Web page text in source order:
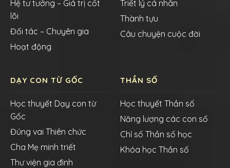
Hệ tư tưởng – Giá trị cốt
lõi
Đối tác – Chuyên gia
Hoạt động
Triết lý cá nhân
Thành tựu
Câu chuyện cuộc đời
DẠY CON TỪ GỐC
Học thuyết Dạy con từ
Gốc
Đúng vai Thiên chức
Cha Mẹ minh triết
Thư viện gia đình
THẦN SỐ
Học thuyết Thần số
Năng lượng các con số
Chỉ số Thần số học
Khóa học Thần số